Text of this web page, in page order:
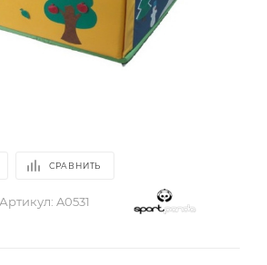
СРАВНИТЬ
Артикул: A0531